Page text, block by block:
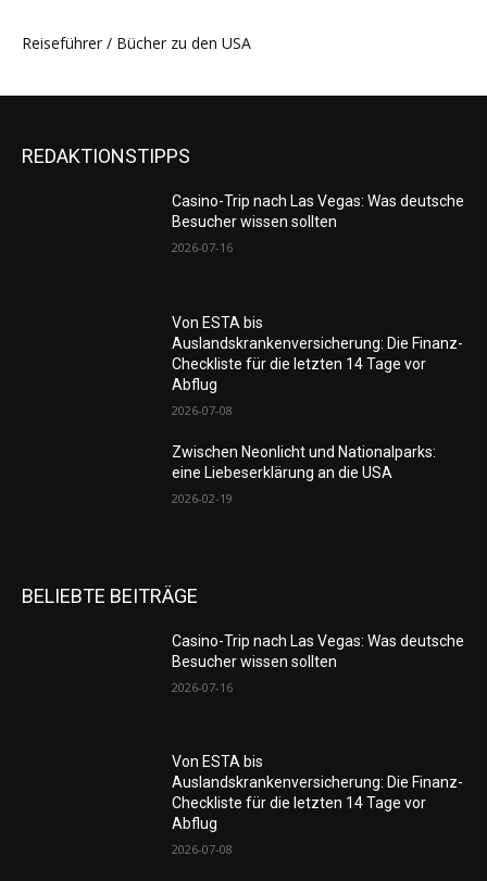
Reiseführer / Bücher zu den USA
REDAKTIONSTIPPS
Casino-Trip nach Las Vegas: Was deutsche
Besucher wissen sollten
2026-07-16
Von ESTA bis
Auslandskrankenversicherung: Die Finanz-
Checkliste für die letzten 14 Tage vor
Abflug
2026-07-08
Zwischen Neonlicht und Nationalparks:
eine Liebeserklärung an die USA
2026-02-19
BELIEBTE BEITRÄGE
Casino-Trip nach Las Vegas: Was deutsche
Besucher wissen sollten
2026-07-16
Von ESTA bis
Auslandskrankenversicherung: Die Finanz-
Checkliste für die letzten 14 Tage vor
Abflug
2026-07-08